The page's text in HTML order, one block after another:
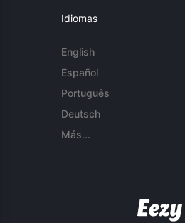
Idiomas
English
Español
Português
Deutsch
Más...